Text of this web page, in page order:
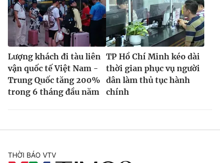
Lượng khách đi tàu liên
vận quốc tế Việt Nam -
Trung Quốc tăng 200%
trong 6 tháng đầu năm
TP Hồ Chí Minh kéo dài
thời gian phục vụ người
dân làm thủ tục hành
chính
THỜI BÁO VTV